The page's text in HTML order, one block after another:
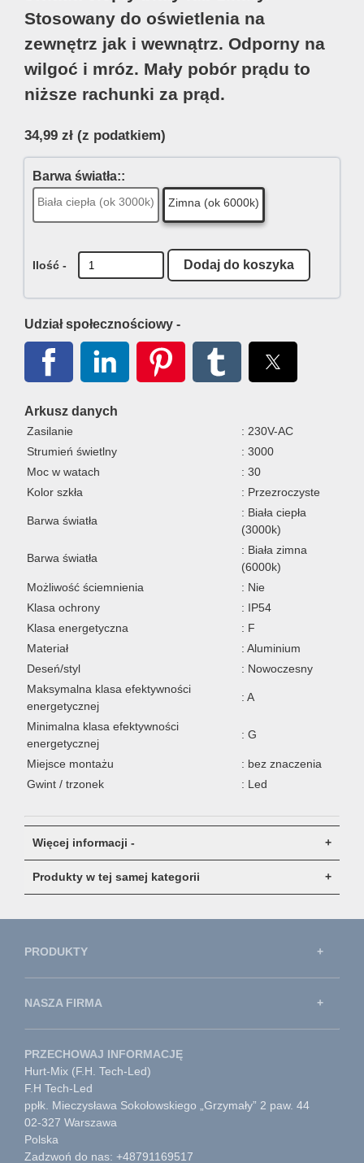
Stosowany do oświetlenia na
zewnętrz jak i wewnątrz. Odporny na
wilgoć i mróz. Mały pobór prądu to
niższe rachunki za prąd.
34,99 zł (z podatkiem)
Barwa światła::
Biała ciepła (ok 3000k) Zimna (ok 6000k)
Ilość -
Udział społecznościowy -
Arkusz danych
Zasilanie
: 230V-AC
Strumień świetlny
: 3000
Moc w watach
: 30
Kolor szkła
: Przezroczyste
Barwa światła
: Biała ciepła
(3000k)
Barwa światła
: Biała zimna
(6000k)
Możliwość ściemnienia
: Nie
Klasa ochrony
: IP54
Klasa energetyczna
: F
Materiał
: Aluminium
Deseń/styl
: Nowoczesny
Maksymalna klasa efektywności
energetycznej
: A
Minimalna klasa efektywności
energetycznej
: G
Miejsce montażu
: bez znaczenia
Gwint / trzonek
: Led
Więcej informacji -
Produkty w tej samej kategorii
PRODUKTY
NASZA FIRMA
PRZECHOWAJ INFORMACJĘ
Hurt-Mix (F.H. Tech-Led)
F.H Tech-Led
ppłk. Mieczysława Sokołowskiego „Grzymały” 2 paw. 44
02-327 Warszawa
Polska
Zadzwoń do nas: +48791169517